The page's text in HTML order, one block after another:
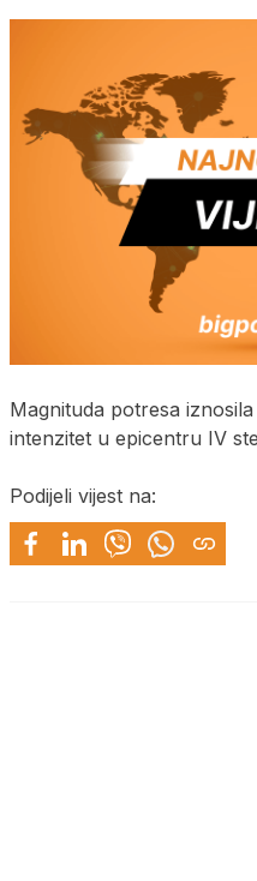
Magnituda potresa
intenzitet u epicentru IV
Podijeli vijest na: